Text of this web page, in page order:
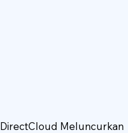
DirectCloud Meluncurkan